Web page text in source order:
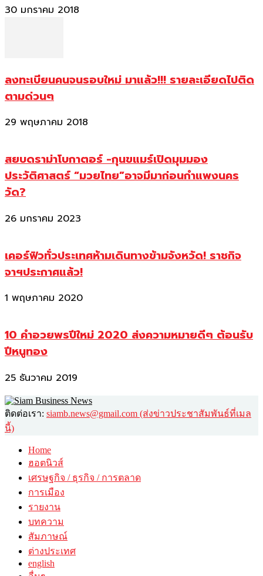
30 มกราคม 2018
ลงทะเบียนคนจนรอบใหม่ มาแล้ว!!! รายละเอียดไปติด
ตามด่วนๆ
29 พฤษภาคม 2018
สยบดราม่าโบกาตอร์ -กุนขแมร์เปิดมุมมอง
ประวัติศาสตร์ “มวยไทย”อาจมีมาก่อนกำแพงนคร
วัด?
26 มกราคม 2023
เคอร์ฟิวทั่วประเทศห้ามเดินทางข้ามจังหวัด! ราชกิจ
จาฯประกาศแล้ว!
1 พฤษภาคม 2020
10 คำอวยพรปีใหม่ 2020 ส่งความหมายดีๆ ต้อนรับ
ปีหนูทอง
25 ธันวาคม 2019
ติดต่อเรา: siamb.news@gmail.com (ส่งข่าวประชาสัมพันธ์ที่เมล
นี้)
Home
ฮอตนิวส์
เศรษฐกิจ / ธุรกิจ / การตลาด
การเมือง
รายงาน
บทความ
สัมภาษณ์
ต่างประเทศ
english